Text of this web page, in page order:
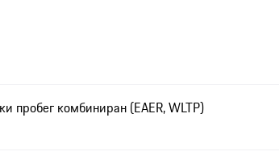
пробег комбиниран (EAER, WLTP)